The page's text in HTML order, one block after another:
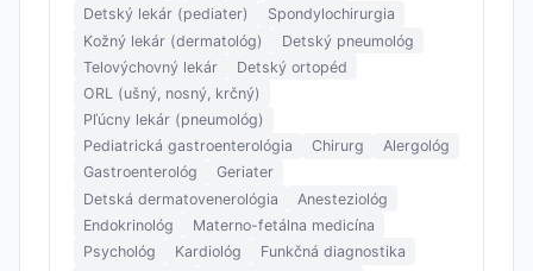
Detský lekár (pediater)
Spondylochirurgia
Kožný lekár (dermatológ)
Detský pneumológ
Telovýchovný lekár
Detský ortopéd
ORL (ušný, nosný, krčný)
Pľúcny lekár (pneumológ)
Pediatrická gastroenterológia
Chirurg
Alergológ
Gastroenterológ
Geriater
Detská dermatovenerológia
Anesteziológ
Endokrinológ
Materno-fetálna medicína
Psychológ
Kardiológ
Funkčná diagnostika